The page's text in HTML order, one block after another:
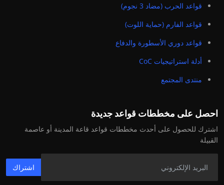
قواعد الحرب (مضاد 3 نجوم)
قواعد الفارم (حماية اللوت)
قواعد دوري الأسطورة والدفاع
أدلة استراتيجيات CoC
منتدى المجتمع
احصل على مخططات قواعد جديدة
اشترك للحصول على أحدث مخططات قواعد قاعة المدينة أو عاصمة
القبيلة
اشتراك